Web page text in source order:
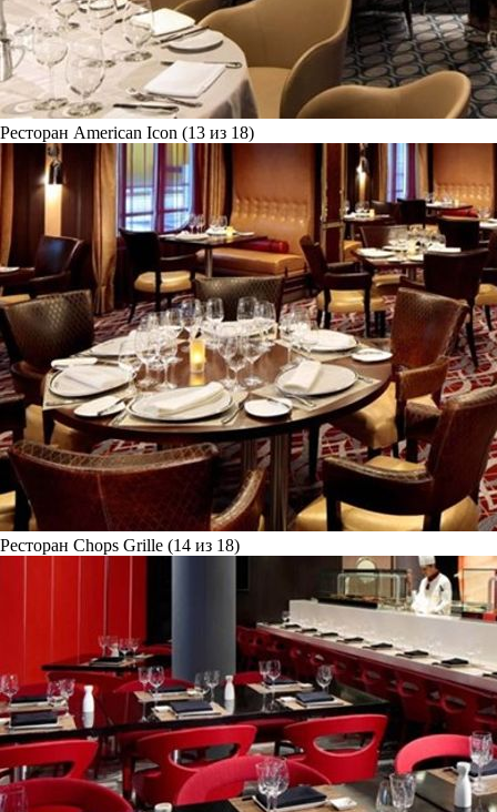
Ресторан American Icon (13 из 18)
Ресторан Chops Grille (14 из 18)